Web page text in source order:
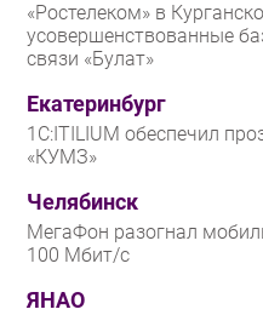
«Ростелеком» в
усовершенствованные
связи «Булат»
Екатеринбург
1С:ITILIUM обеспечил
«КУМЗ»
Челябинск
МегаФон разогнал
100 Мбит/с
ЯНАО